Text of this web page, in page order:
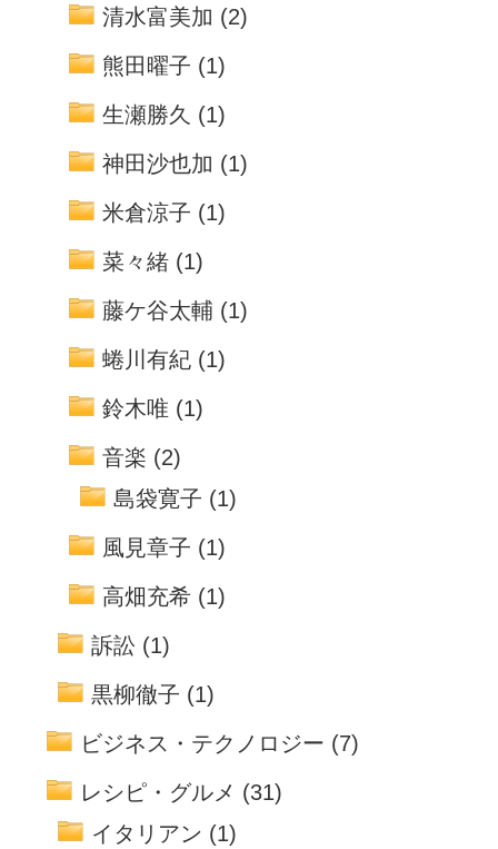
清水富美加 (2)
熊田曜子 (1)
生瀬勝久 (1)
神田沙也加 (1)
米倉涼子 (1)
菜々緒 (1)
藤ケ谷太輔 (1)
蜷川有紀 (1)
鈴木唯 (1)
音楽 (2)
島袋寛子 (1)
風見章子 (1)
高畑充希 (1)
訴訟 (1)
黒柳徹子 (1)
ビジネス・テクノロジー (7)
レシピ・グルメ (31)
イタリアン (1)